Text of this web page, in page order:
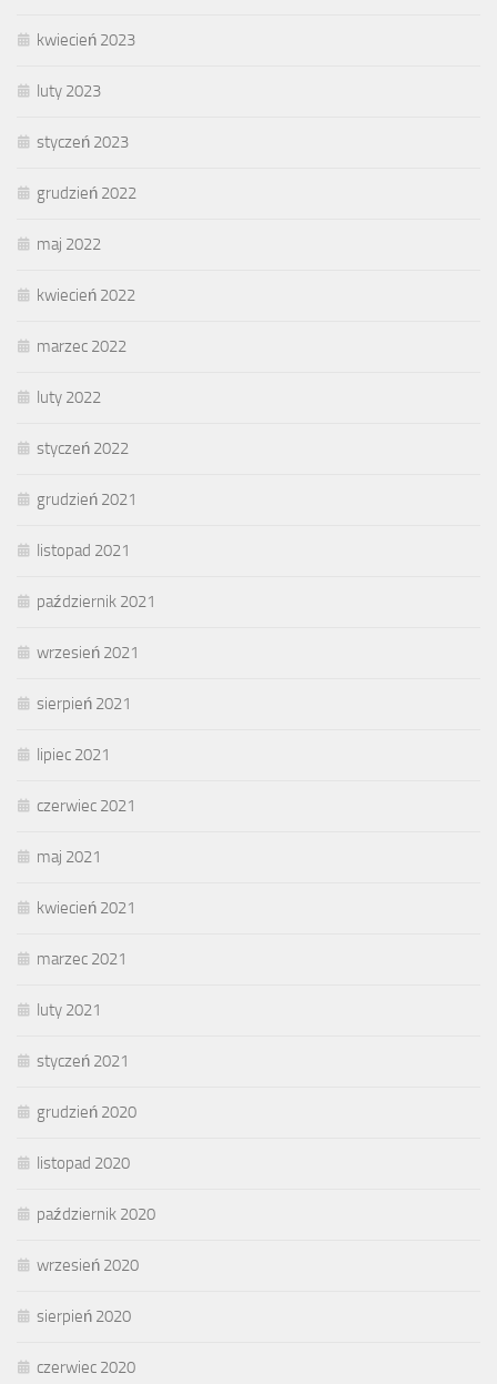
kwiecień 2023
luty 2023
styczeń 2023
grudzień 2022
maj 2022
kwiecień 2022
marzec 2022
luty 2022
styczeń 2022
grudzień 2021
listopad 2021
październik 2021
wrzesień 2021
sierpień 2021
lipiec 2021
czerwiec 2021
maj 2021
kwiecień 2021
marzec 2021
luty 2021
styczeń 2021
grudzień 2020
listopad 2020
październik 2020
wrzesień 2020
sierpień 2020
czerwiec 2020